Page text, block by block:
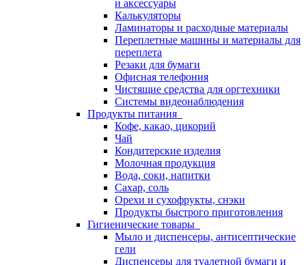
и аксессуары
Калькуляторы
Ламинаторы и расходные материалы
Переплетные машины и материалы для
переплета
Резаки для бумаги
Офисная телефония
Чистящие средства для оргтехники
Системы видеонаблюдения
Продукты питания
Кофе, какао, цикорий
Чай
Кондитерские изделия
Молочная продукция
Вода, соки, напитки
Сахар, соль
Орехи и сухофрукты, снэки
Продукты быстрого приготовления
Гигиенические товары
Мыло и диспенсеры, антисептические
гели
Диспенсеры для туалетной бумаги и